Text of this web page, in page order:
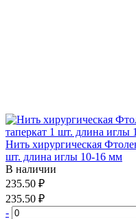
Нить хирургическая
шт. длина иглы 10-16 мм
В наличии
235.50 ₽
235.50 ₽
-